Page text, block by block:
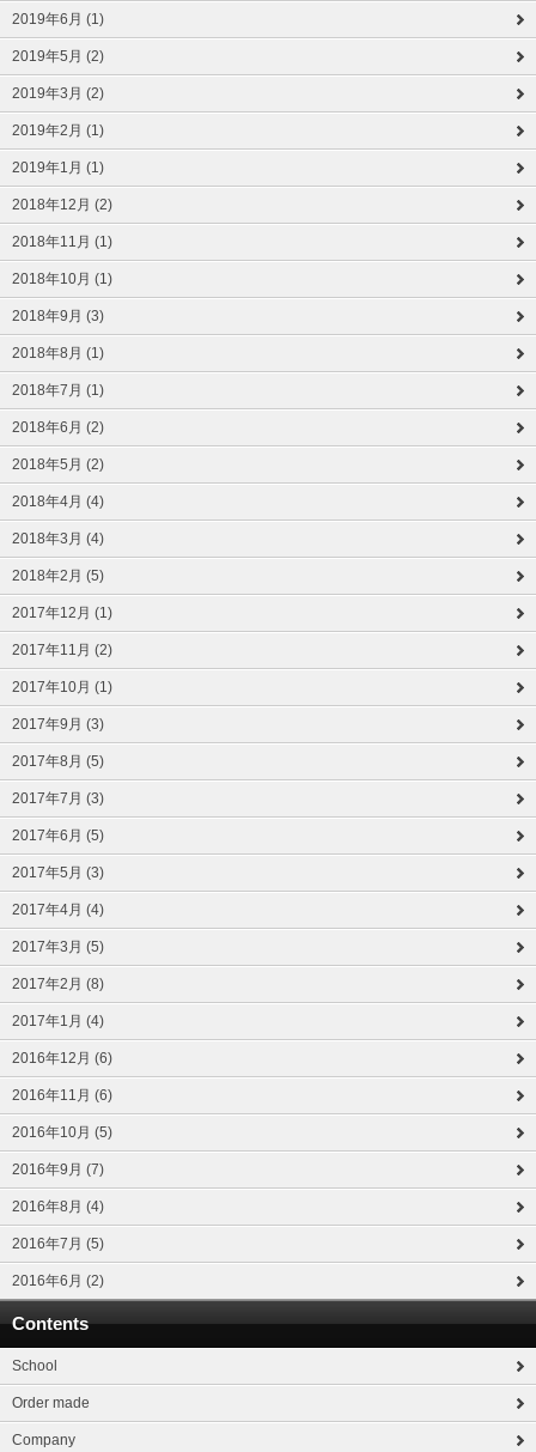
2019年6月 (1)
2019年5月 (2)
2019年3月 (2)
2019年2月 (1)
2019年1月 (1)
2018年12月 (2)
2018年11月 (1)
2018年10月 (1)
2018年9月 (3)
2018年8月 (1)
2018年7月 (1)
2018年6月 (2)
2018年5月 (2)
2018年4月 (4)
2018年3月 (4)
2018年2月 (5)
2017年12月 (1)
2017年11月 (2)
2017年10月 (1)
2017年9月 (3)
2017年8月 (5)
2017年7月 (3)
2017年6月 (5)
2017年5月 (3)
2017年4月 (4)
2017年3月 (5)
2017年2月 (8)
2017年1月 (4)
2016年12月 (6)
2016年11月 (6)
2016年10月 (5)
2016年9月 (7)
2016年8月 (4)
2016年7月 (5)
2016年6月 (2)
Contents
School
Order made
Company